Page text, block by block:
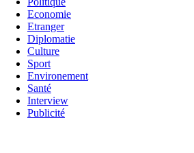
Economie
Etranger
Diplomatie
Culture
Sport
Environement
Santé
Interview
Publicité